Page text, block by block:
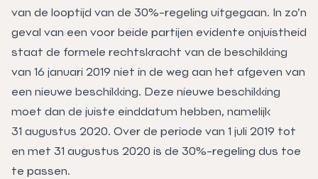
van de looptijd van de 30%-regeling uitgegaan. In zo’n
geval van een voor beide partijen evidente onjuistheid
staat de formele rechtskracht van de beschikking
van 16 januari 2019 niet in de weg aan het afgeven van
een nieuwe beschikking. Deze nieuwe beschikking
moet dan de juiste einddatum hebben, namelijk
31 augustus 2020. Over de periode van 1 juli 2019 tot
en met 31 augustus 2020 is de 30%-regeling dus toe
te passen.